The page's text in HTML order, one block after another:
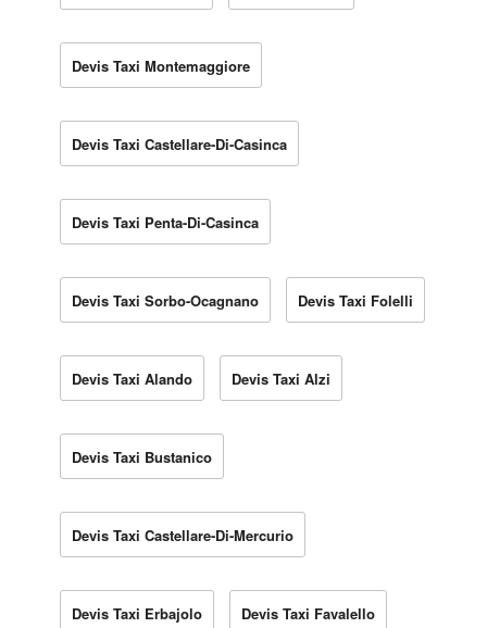
Devis Taxi Montemaggiore
Devis Taxi Castellare-Di-Casinca
Devis Taxi Penta-Di-Casinca
Devis Taxi Sorbo-Ocagnano Devis Taxi Folelli
Devis Taxi Alando Devis Taxi Alzi
Devis Taxi Bustanico
Devis Taxi Castellare-Di-Mercurio
Devis Taxi Erbajolo Devis Taxi Favalello